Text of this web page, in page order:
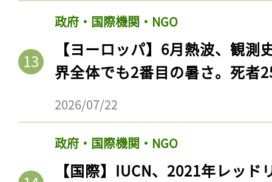
政府・国際機関・NGO
【ヨーロッパ】6月熱波、観
界全体でも2番目の暑さ。死者
2026/07/22
政府・国際機関・NGO
【国際】IUCN、2021年レッ